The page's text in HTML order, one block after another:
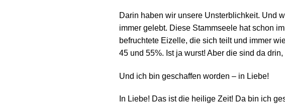
Darin haben wir unsere Unsterblichkeit. Und
immer gelebt. Diese Stammseele hat schon
befruchtete Eizelle, die sich teilt und immer
45 und 55%. Ist ja wurst! Aber die sind da
Und ich bin geschaffen worden – in Liebe!
In Liebe! Das ist die heilige Zeit! Da bin ich